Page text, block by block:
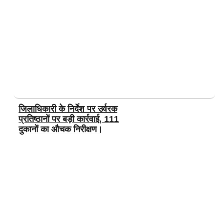
जिलाधिकारी के निर्देश पर उर्वरक
प्रतिष्ठानों पर बड़ी कार्रवाई, 111
दुकानों का औचक निरीक्षण।